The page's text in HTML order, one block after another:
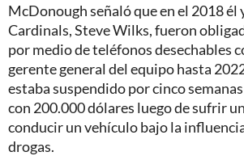
McDonough señaló que en el 2018 él
Cardinals, Steve Wilks, fueron
por medio de teléfonos desechables
gerente general del equipo hasta
estaba suspendido por cinco
con 200.000 dólares luego de sufrir
conducir un vehículo bajo la
drogas.